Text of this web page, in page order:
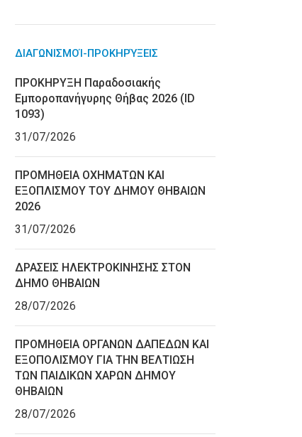
ΔΙΑΓΩΝΙΣΜΟΊ-ΠΡΟΚΗΡΎΞΕΙΣ
ΠΡΟΚΗΡΥΞΗ Παραδοσιακής
Εμποροπανήγυρης Θήβας 2026 (ID
1093)
31/07/2026
ΠΡΟΜΗΘΕΙΑ ΟΧΗΜΑΤΩΝ ΚΑΙ
ΕΞΟΠΛΙΣΜΟΥ ΤΟΥ ΔΗΜΟΥ ΘΗΒΑΙΩΝ
2026
31/07/2026
ΔΡΑΣΕΙΣ ΗΛΕΚΤΡΟΚΙΝΗΣΗΣ ΣΤΟΝ
ΔΗΜΟ ΘΗΒΑΙΩΝ
28/07/2026
ΠΡΟΜΗΘΕΙΑ ΟΡΓΑΝΩΝ ΔΑΠΕΔΩΝ ΚΑΙ
ΕΞΟΠΟΛΙΣΜΟΥ ΓΙΑ ΤΗΝ ΒΕΛΤΙΩΣΗ
ΤΩΝ ΠΑΙΔΙΚΩΝ ΧΑΡΩΝ ΔΗΜΟΥ
ΘΗΒΑΙΩΝ
28/07/2026